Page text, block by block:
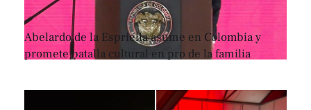
Abelardo de la Espriella asume en Colombia y
promete batalla cultural en pro de la familia